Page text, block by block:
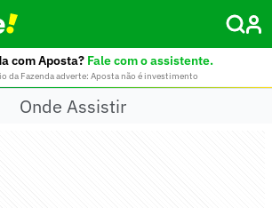
com Aposta? Fale com o assistente.
da Fazenda adverte: Aposta não é investimento
Onde Assistir